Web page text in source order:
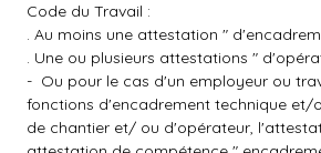
Code du Travail :
. Au moins une attestation "
. Une ou plusieurs attestations "
- Ou pour le cas d'un employeur ou
fonctions d'encadrement technique et/
de chantier et/ ou d'opérateur,